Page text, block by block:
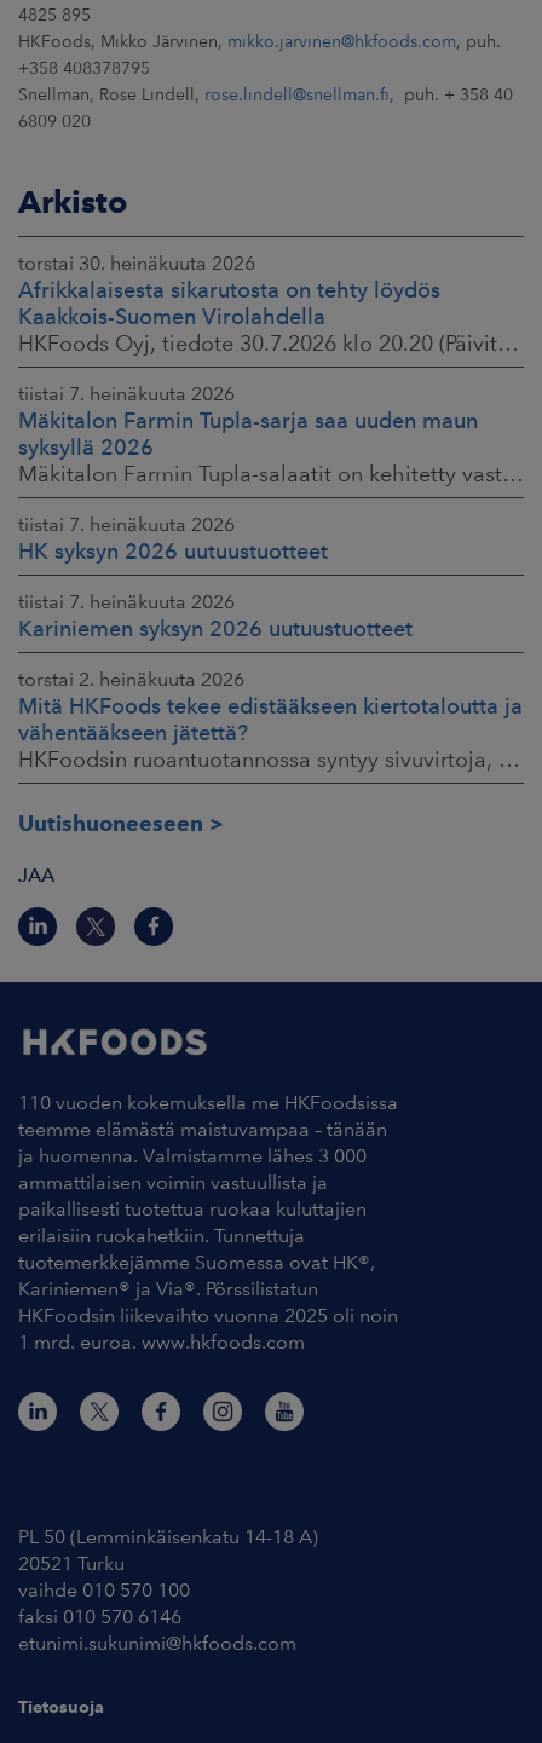
4825 895
HKFoods, Mikko Järvinen, mikko.jarvinen@hkfoods.com, puh.
+358 408378795
Snellman, Rose Lindell, rose.lindell@snellman.fi, puh. + 358 40
6809 020
Arkisto
torstai 30. heinäkuuta 2026
Afrikkalaisesta sikarutosta on tehty löydös
Kaakkois-Suomen Virolahdella
HKFoods Oyj, tiedote 30.7.2026 klo 20.20 (Päivitetty 3.8.2026 )
tiistai 7. heinäkuuta 2026
Mäkitalon Farmin Tupla-sarja saa uuden maun
syksyllä 2026
Mäkitalon Farmin Tupla-salaatit on kehitetty vastaamaan kuluttajien toiveisiin ruokaisista, proteiinipitoisista ja helposti mukaan otettavista aterioista.
tiistai 7. heinäkuuta 2026
HK syksyn 2026 uutuustuotteet
tiistai 7. heinäkuuta 2026
Kariniemen syksyn 2026 uutuustuotteet
torstai 2. heinäkuuta 2026
Mitä HKFoods tekee edistääkseen kiertotaloutta ja
vähentääkseen jätettä?
HKFoodsin ruoantuotannossa syntyy sivuvirtoja, jotka sisältävät arvokkaita ainesosia. Niistä osa ohjataan jo muille teollisuuden aloille hyötykäyttöön
Uutishuoneeseen
JAA
110 vuoden kokemuksella me HKFoodsissa
teemme elämästä maistuvampaa – tänään
ja huomenna. Valmistamme lähes 3 000
ammattilaisen voimin vastuullista ja
paikallisesti tuotettua ruokaa kuluttajien
erilaisiin ruokahetkiin. Tunnettuja
tuotemerkkejämme Suomessa ovat HK®,
Kariniemen® ja Via®. Pörssilistatun
HKFoodsin liikevaihto vuonna 2025 oli noin
1 mrd. euroa. www.hkfoods.com
PL 50 (Lemminkäisenkatu 14-18 A)
20521 Turku
vaihde 010 570 100
faksi 010 570 6146
etunimi.sukunimi@hkfoods.com
Tietosuoja